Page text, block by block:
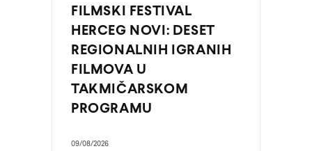
FILMSKI FESTIVAL
HERCEG NOVI: DESET
REGIONALNIH IGRANIH
FILMOVA U
TAKMIČARSKOM
PROGRAMU
09/08/2026